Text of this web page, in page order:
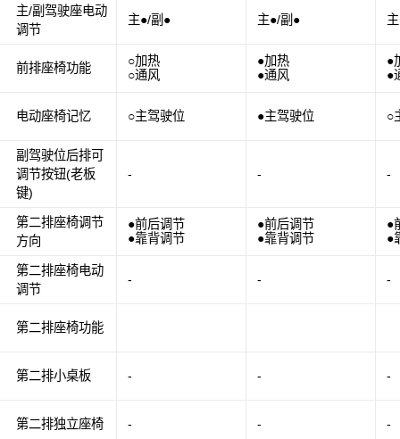
主/副驾驶座电动
调节
前排座椅功能
电动座椅记忆
副驾驶位后排可
调节按钮(老板
键)
第二排座椅调节
方向
第二排座椅电动
调节
第二排座椅功能
第二排小桌板
第二排独立座椅
主●/副● 主●/副●
○加热
○通风
●加热
●通风
●
●
○主驾驶位 ●主驾驶位 ○
- - -
●前后调节
●靠背调节
●前后调节
●靠背调节
●
●
- - -
- - -
- - -